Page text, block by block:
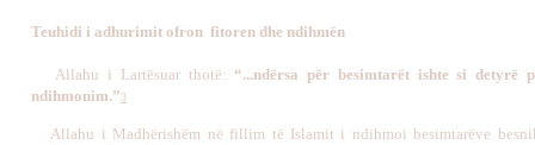
Teuhidi i adhurimit ofron fitoren dhe ndihmën
Allahu i Lartësuar thotë: “...ndërsa për besimtarët ishte si detyrë
ndihmonim.”3
Allahu i Madhërishëm në fillim të Islamit i ndihmoi besimtarëve